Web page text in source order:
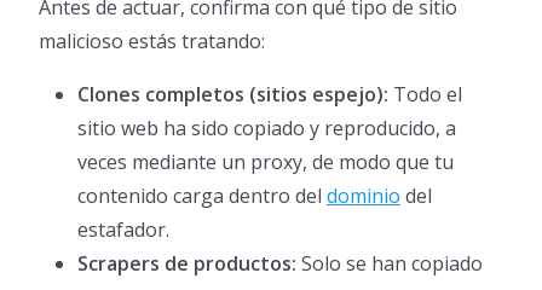
Antes de actuar, confirma con qué tipo de sitio
malicioso estás tratando:
Clones completos (sitios espejo): Todo el
sitio web ha sido copiado y reproducido, a
veces mediante un proxy, de modo que tu
contenido carga dentro del dominio del
estafador.
Scrapers de productos: Solo se han copiado